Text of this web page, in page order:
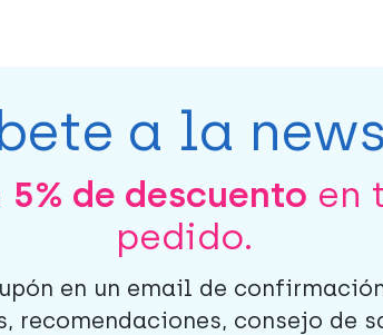
a la
5% de descuento en
pedido.
en un email de
recomendaciones, consejo de